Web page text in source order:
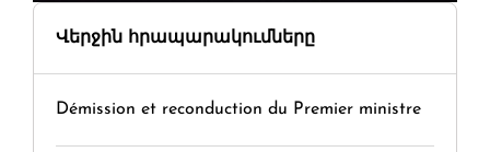
Վերջին հրապարակումները
Démission et reconduction du Premier ministre